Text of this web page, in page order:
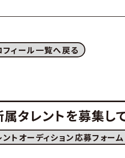
フィール一覧へ戻る
属タレントを募集し
ントオーディション応募フォーム